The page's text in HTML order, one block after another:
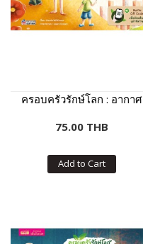
ครอบครัวรักษ์โลก : อากาศ
75.00 THB
Add to Cart